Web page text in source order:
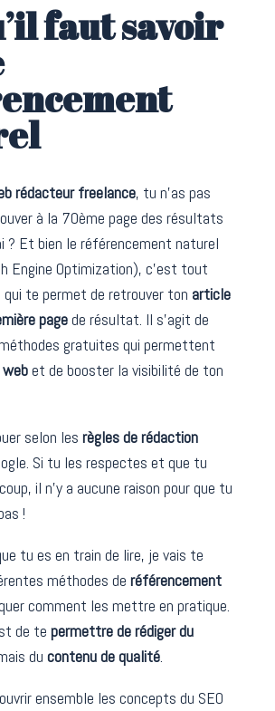
faut savoir
rédacteur freelance, tu n’as pas
à la 70ème page des résultats
? Et bien le référencement naturel
Engine Optimization), c’est tout
te permet de retrouver ton article
pagede résultat. Il s’agit de
gratuites qui permettent
et de booster la visibilité de ton
selon les règles de rédaction
Si tu les respectes et que tu
il n’y a aucune raison pour que tu
!
tu es en train de lire, je vais te
méthodes de référencement
comment les mettre en pratique.
de te permettre de rédiger du
du contenu de qualité.
ensemble les concepts du SEO